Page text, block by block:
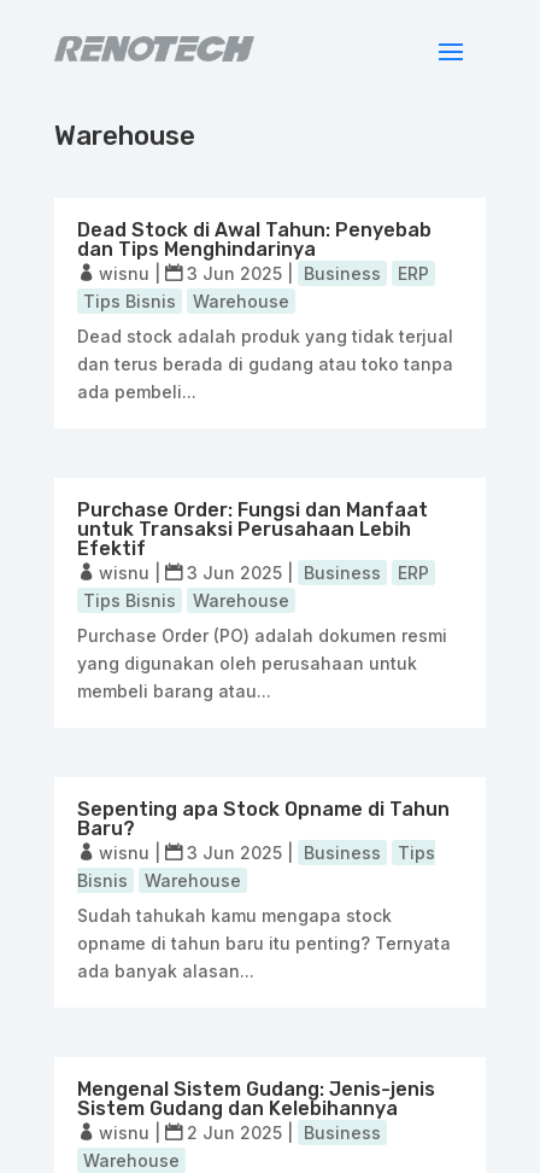
Warehouse
Dead Stock di Awal Tahun: Penyebab
dan Tips Menghindarinya
wisnu 3 Jun 2025| Business
ERP
Tips Bisnis
Warehouse
Dead stock adalah produk yang tidak terjual
dan terus berada di gudang atau toko tanpa
ada pembeli...
Purchase Order: Fungsi dan Manfaat
untuk Transaksi Perusahaan Lebih
Efektif
wisnu 3 Jun 2025| Business
ERP
Tips Bisnis
Warehouse
Purchase Order (PO) adalah dokumen resmi
yang digunakan oleh perusahaan untuk
membeli barang atau...
Sepenting apa Stock Opname di Tahun
Baru?
wisnu 3 Jun 2025| Business
Tips
Bisnis
Warehouse
Sudah tahukah kamu mengapa stock
opname di tahun baru itu penting? Ternyata
ada banyak alasan...
Mengenal Sistem Gudang: Jenis-jenis
Sistem Gudang dan Kelebihannya
wisnu 2 Jun 2025|
Business
Warehouse